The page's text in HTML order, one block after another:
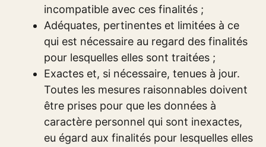
incompatible avec ces finalités ;
Adéquates, pertinentes et limitées à ce
qui est nécessaire au regard des finalités
pour lesquelles elles sont traitées ;
Exactes et, si nécessaire, tenues à jour.
Toutes les mesures raisonnables doivent
être prises pour que les données à
caractère personnel qui sont inexactes,
eu égard aux finalités pour lesquelles elles